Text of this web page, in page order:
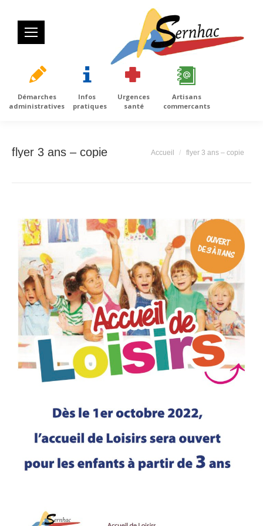
Démarches
administratives
Infos
pratiques
Urgences
santé
Artisans
commercants
flyer 3 ans – copie Vous êtes ici :
Accueil flyer 3 ans – copie